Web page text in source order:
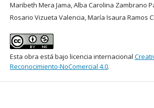
Maribeth Mera Jama, Alba Carolina Zambrano
Rosario Vizueta Valencia, María Isaura Ramos
Esta obra está bajo licencia internacional
Reconocimiento-NoComercial 4.0.